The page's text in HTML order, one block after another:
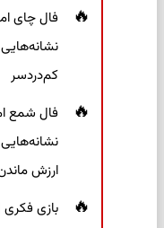
کم‌دردسر
ارزش
بازی